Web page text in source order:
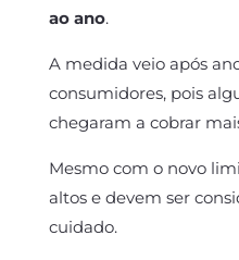
ao ano.
A medida veio após
consumidores, pois
chegaram a cobrar
Mesmo com o novo
altos e devem ser
cuidado.